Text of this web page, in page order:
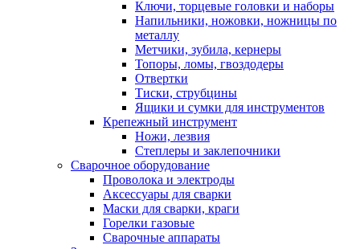
Ключи, торцевые головки и наборы
Напильники, ножовки, ножницы по
металлу
Метчики, зубила, кернеры
Топоры, ломы, гвоздодеры
Отвертки
Тиски, струбцины
Ящики и сумки для инструментов
Крепежный инструмент
Ножи, лезвия
Степлеры и заклепочники
Сварочное оборудование
Проволока и электроды
Аксессуары для сварки
Маски для сварки, краги
Горелки газовые
Сварочные аппараты